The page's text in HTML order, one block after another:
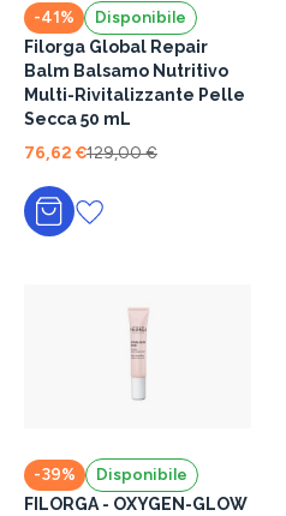
-41% Disponibile
Filorga Global Repair
Balm Balsamo Nutritivo
Multi-Rivitalizzante Pelle
Secca 50 mL
76,62 €129,00 €
Aggiungi al carrello
-39% Disponibile
FILORGA - OXYGEN-GLOW